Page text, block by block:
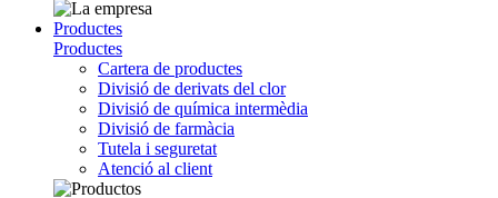
Productes
Productes
Cartera de productes
Divisió de derivats del clor
Divisió de química intermèdia
Divisió de farmàcia
Tutela i seguretat
Atenció al client